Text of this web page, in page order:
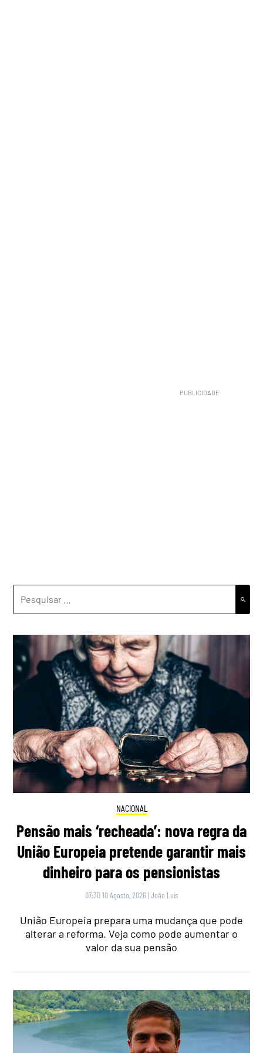
POR:
NACIONAL
Pensão mais ‘recheada’: nova regra da
União Europeia pretende garantir mais
dinheiro para os pensionistas
07:30 10 Agosto, 2026 |João Luís
União Europeia prepara uma mudança que pode
alterar a reforma. Veja como pode aumentar o
valor da sua pensão